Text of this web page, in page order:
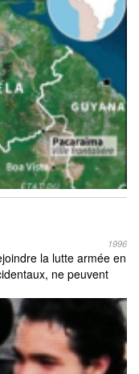
1996
la lutte armée en
ne peuvent